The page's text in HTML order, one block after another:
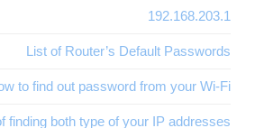
192.168.203.1
List of Router’s Default Passwords
to find out password from your Wi-Fi?
finding both type of your IP addresses